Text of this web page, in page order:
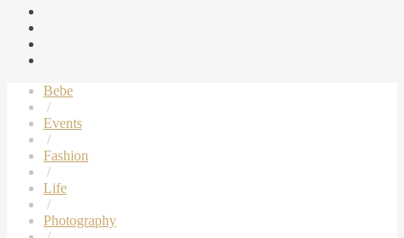
Bebe
/
Events
/
Fashion
/
Life
/
Photography